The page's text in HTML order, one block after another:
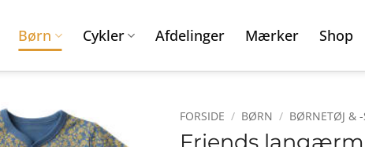
Børn Cykler Afdelinger Mærker Shop
FORSIDE / BØRN / BØRNETØJ & -
Friends